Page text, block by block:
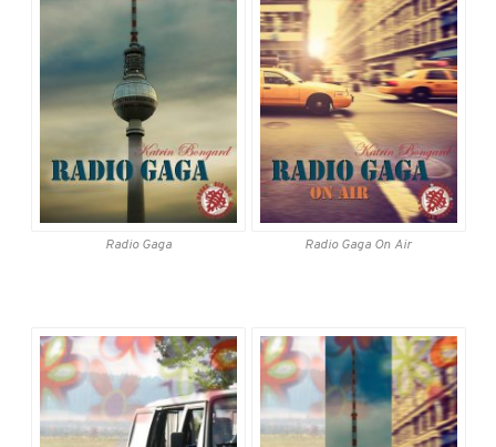
Radio Gaga Radio Gaga On Air